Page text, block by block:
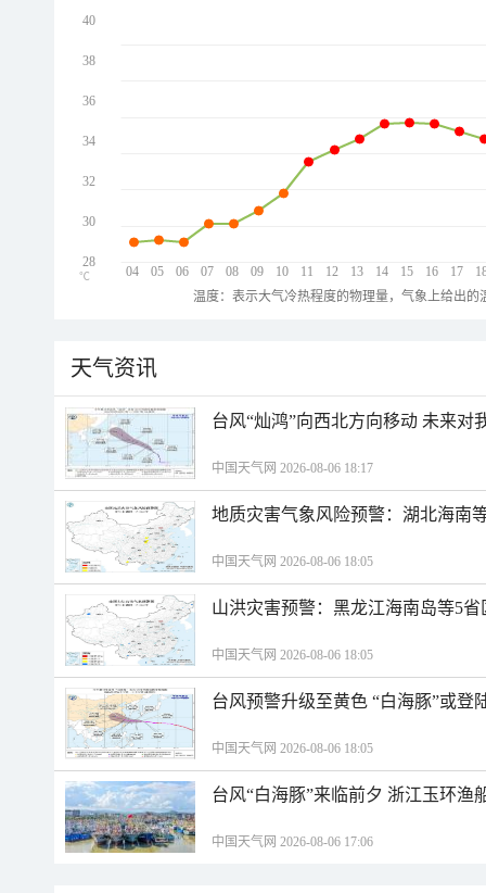
04 05 06 07 08 09 10 11 12 13 14 15 16 17
40
38
36
34
32
30
28
℃
温度：表示大气冷热程度的物理量，气象上给出
天气资讯
台风“灿鸿”向西北方向移动 未来对
中国天气网 2026-08-06 18:17
地质灾害气象风险预警：湖北海南
中国天气网 2026-08-06 18:05
山洪灾害预警：黑龙江海南岛等5
中国天气网 2026-08-06 18:05
台风预警升级至黄色 “白海豚”或登
中国天气网 2026-08-06 18:05
台风“白海豚”来临前夕 浙江玉环渔
中国天气网 2026-08-06 17:06